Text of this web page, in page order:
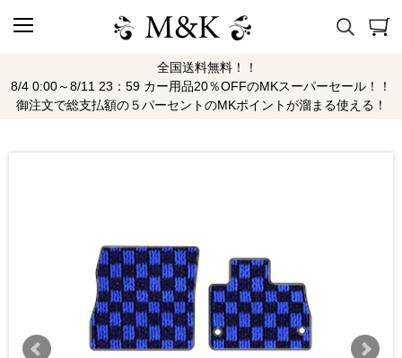
全国送料無料！！
8/4 0:00～8/11 23：59 カー用品20％OFFのMKスーパーセール！！
御注文で総支払額の５パーセントのMKポイントが溜まる使える！